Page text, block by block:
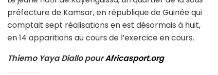
préfecture de Kamsar, en république de Guinée qui
comptait sept réalisations en est désormais à huit,
en 14 apparitions au cours de l’exercice en cours.
Thierno Yaya Diallo pourAfricasport.org